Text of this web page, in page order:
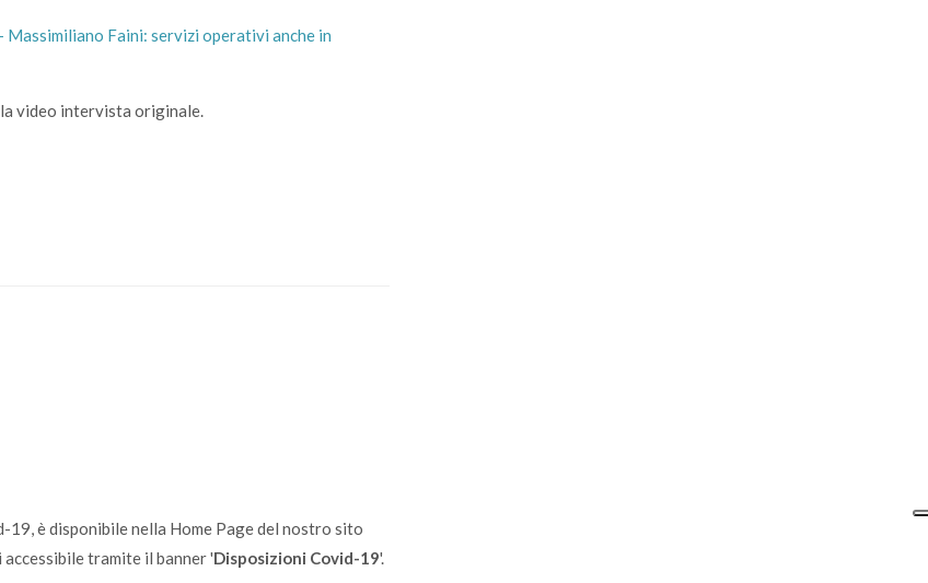
Massimiliano Faini: servizi operativi anche in
video intervista originale.
è disponibile nella Home Page del nostro sito
tramite il banner 'Disposizioni Covid-19'.